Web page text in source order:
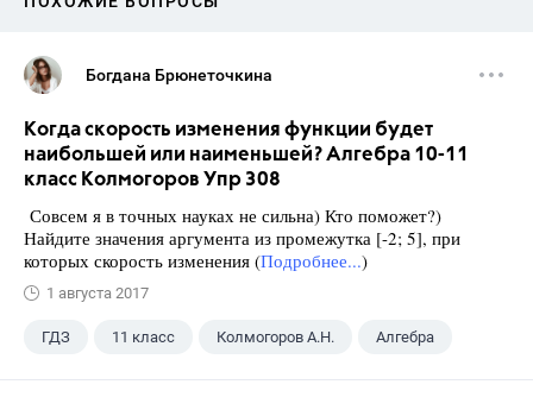
Богдана Брюнеточкина
Когда скорость изменения функции будет
наибольшей или наименьшей? Алгебра 10-11
класс Колмогоров Упр 308
Совсем я в точных науках не сильна) Кто поможет?)
Найдите значения аргумента из промежутка [-2; 5], при
которых скорость изменения (Подробнее...)
1 августа 2017
ГДЗ 11 класс Колмогоров А.Н. Алгебра